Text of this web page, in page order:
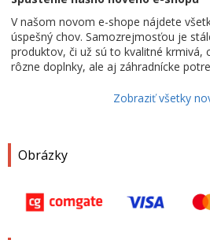
V našom novom e-shope nájdete
úspešný chov. Samozrejmosťou je
produktov, či už sú to kvalitné krmivá,
rôzne doplnky, ale aj záhradnícke
Zobraziť všetky
Obrázky